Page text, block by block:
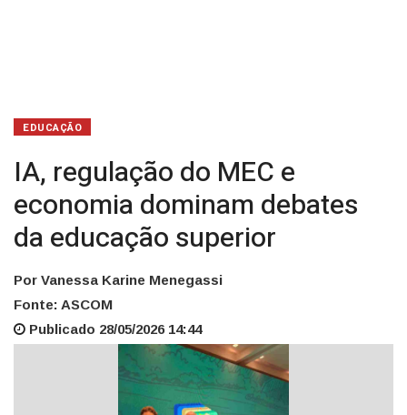
EDUCAÇÃO
IA, regulação do MEC e
economia dominam debates
da educação superior
Por Vanessa Karine Menegassi
Fonte: ASCOM
Publicado 28/05/2026 14:44